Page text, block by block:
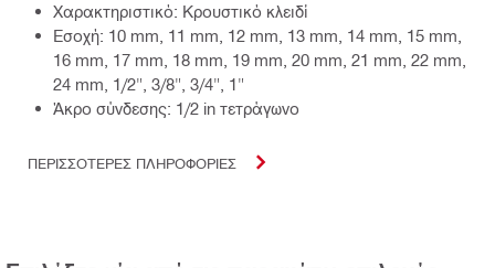
Χαρακτηριστικό: Κρουστικό κλειδί
Εσοχή: 10 mm, 11 mm, 12 mm, 13 mm, 14 mm, 15 mm,
16 mm, 17 mm, 18 mm, 19 mm, 20 mm, 21 mm, 22 mm,
24 mm, 1/2", 3/8", 3/4", 1"
Άκρο σύνδεσης: 1/2 in τετράγωνο
ΠΕΡΙΣΣΟΤΕΡΕΣ ΠΛΗΡΟΦΟΡΙΕΣ